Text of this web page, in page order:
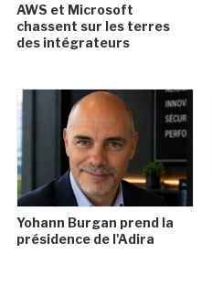
AWS et Microsoft
chassent sur les terres
des intégrateurs
Yohann Burgan prend la
présidence de l'Adira